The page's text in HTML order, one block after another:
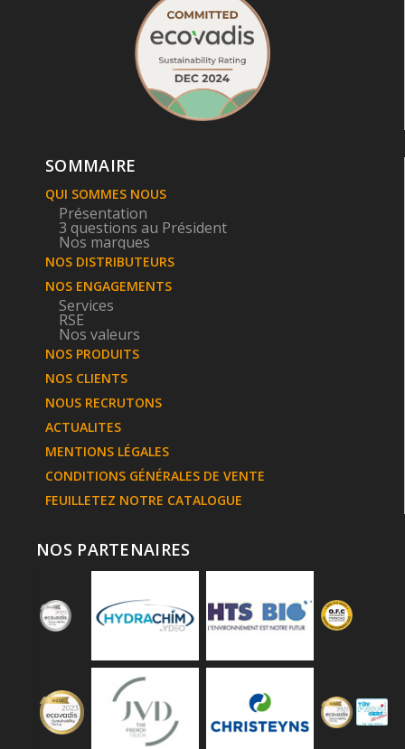
SOMMAIRE
QUI SOMMES NOUS
Présentation
3 questions au Président
Nos marques
NOS DISTRIBUTEURS
NOS ENGAGEMENTS
Services
RSE
Nos valeurs
NOS PRODUITS
NOS CLIENTS
NOUS RECRUTONS
ACTUALITES
MENTIONS LÉGALES
CONDITIONS GÉNÉRALES DE VENTE
FEUILLETEZ NOTRE CATALOGUE
NOS PARTENAIRES